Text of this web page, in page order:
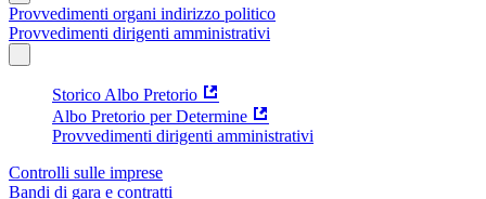
Provvedimenti organi indirizzo politico
Provvedimenti dirigenti amministrativi
Storico Albo Pretorio
Albo Pretorio per Determine
Provvedimenti dirigenti amministrativi
Controlli sulle imprese
Bandi di gara e contratti